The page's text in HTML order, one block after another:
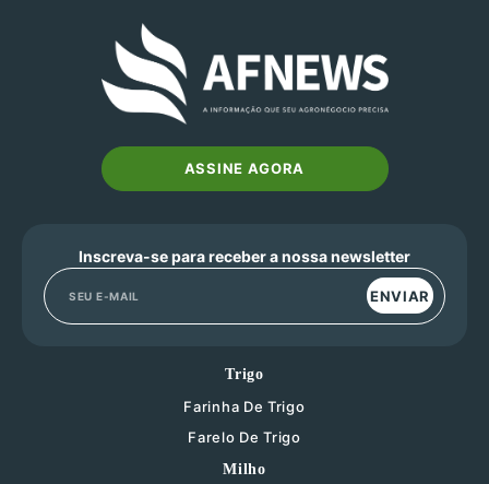
ASSINE AGORA
Inscreva-se para receber a nossa newsletter
ENVIAR
Trigo
Farinha De Trigo
Farelo De Trigo
Milho